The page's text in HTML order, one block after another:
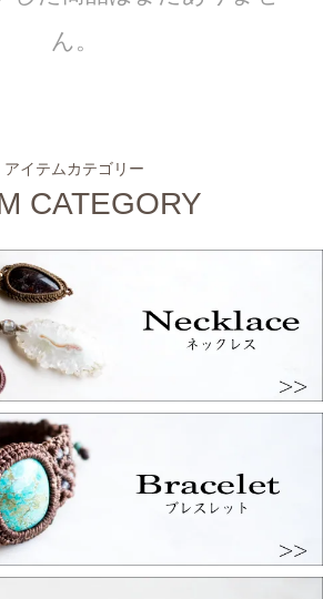
ん。
アイテムカテゴリー
CATEGORY